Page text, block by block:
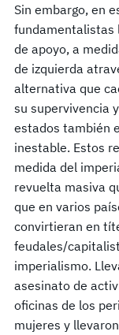
Sin embargo, en
fundamentalistas
de apoyo, a
de izquierda
alternativa que
su supervivencia
estados también
inestable. Estos
medida del
revuelta masiva
que en varios
convirtieran en
feudales/
imperialismo.
asesinato de
oficinas de los
mujeres y